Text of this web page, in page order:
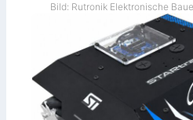
Bild: Rutronik Elektronische